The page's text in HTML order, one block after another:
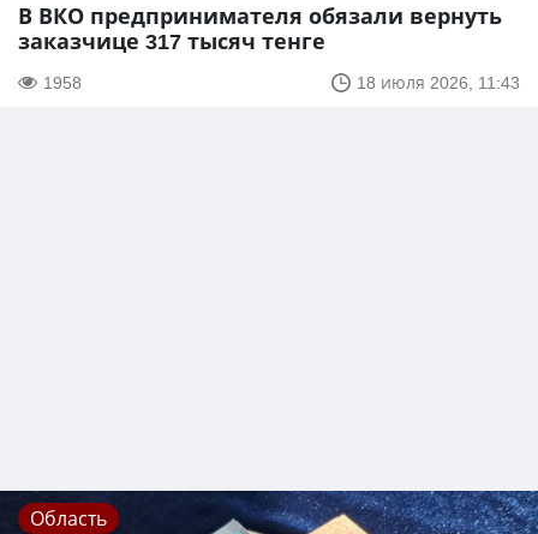
В ВКО предпринимателя обязали вернуть
заказчице 317 тысяч тенге
1958 18 июля 2026, 11:43
Область